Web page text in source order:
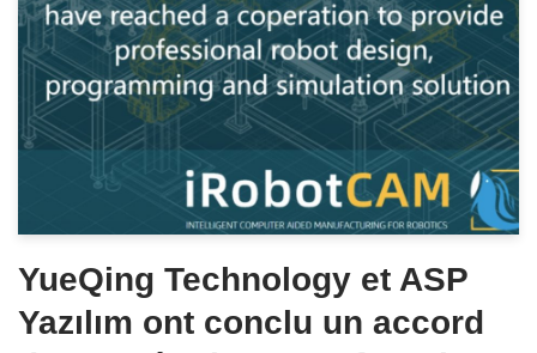
YueQing Technology et ASP
Yazılım ont conclu un accord